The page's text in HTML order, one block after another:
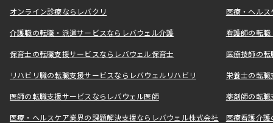
オンライン診療ならレバクリ 医療・ヘル
介護職の転職・派遣サービスならレバウェル介護 看護師の転
保育士の転職支援サービスならレバウェル保育士 医療技師の
リハビリ職の転職支援サービスならレバウェルリハビリ 栄養士の転
医師の転職支援サービスならレバウェル医師 薬剤師の転
医療・ヘルスケア業界の課題解決支援ならレバウェル株式会社 医療看護介